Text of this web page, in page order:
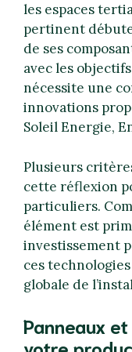
les espaces
pertinent
de ses
avec les
nécessite une
innovations
Soleil Energie,
Plusieurs
cette réflexion
particuliers.
élément est
investissement
ces
globale de
Panneaux